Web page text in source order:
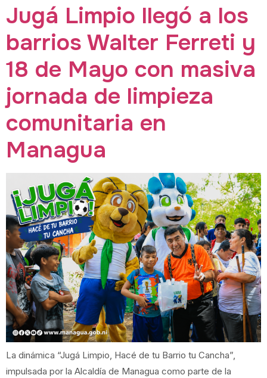
Jugá Limpio llegó a los
barrios Walter Ferreti y
18 de Mayo con masiva
jornada de limpieza
comunitaria en
Managua
La dinámica “Jugá Limpio, Hacé de tu Barrio tu Cancha”,
impulsada por la Alcaldía de Managua como parte de la